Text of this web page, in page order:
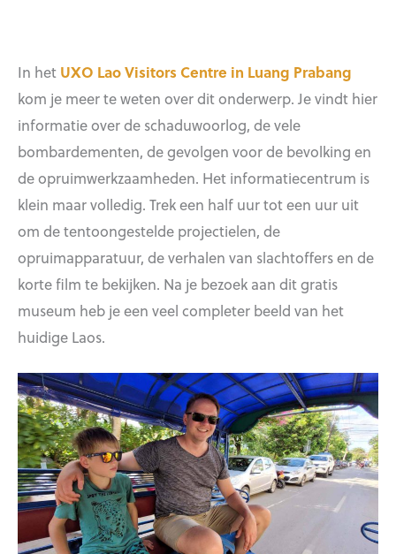
In het UXO Lao Visitors Centre in Luang Prabang
kom je meer te weten over dit onderwerp. Je vindt hier
informatie over de schaduwoorlog, de vele
bombardementen, de gevolgen voor de bevolking en
de opruimwerkzaamheden. Het informatiecentrum is
klein maar volledig. Trek een half uur tot een uur uit
om de tentoongestelde projectielen, de
opruimapparatuur, de verhalen van slachtoffers en de
korte film te bekijken. Na je bezoek aan dit gratis
museum heb je een veel completer beeld van het
huidige Laos.